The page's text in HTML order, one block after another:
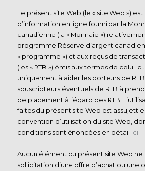
Le présent site Web (le « site Web ») est
d’information en ligne fourni par la
canadienne (la « Monnaie »)
programme Réserve d’argent
« programme ») et aux reçus de
(les « RTB ») émis aux termes de celui-
uniquement à aider les porteurs de
souscripteurs éventuels de RTB à
de placement à l’égard des RTB.
faites du présent site Web est
convention d’utilisation du site Web,
conditions sont énoncées en détail ici
Aucun élément du présent site Web ne
sollicitation d’une offre d’achat ou une